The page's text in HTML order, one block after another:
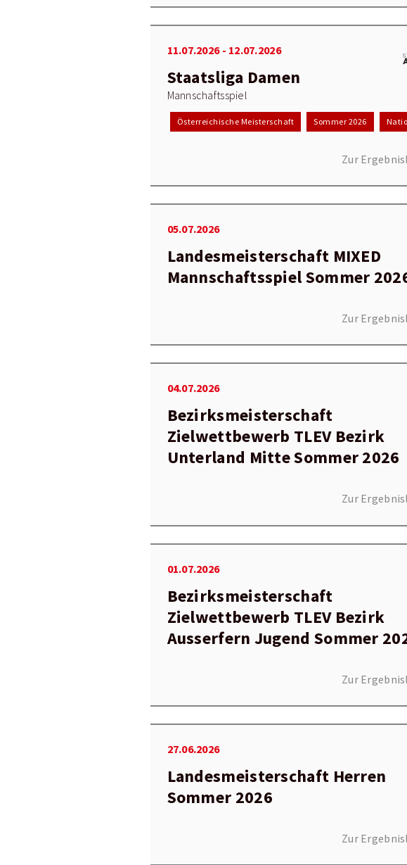
11.07.2026 - 12.07.2026
Staatsliga Damen
Mannschaftsspiel
Österreichische Meisterschaft Sommer 2026
Zur
05.07.2026
Landesmeisterschaft MIXED
Mannschaftsspiel Sommer
Zur
04.07.2026
Bezirksmeisterschaft
Zielwettbewerb TLEV Bezirk
Unterland Mitte Sommer 2026
Zur
01.07.2026
Bezirksmeisterschaft
Zielwettbewerb TLEV Bezirk
Ausserfern Jugend Sommer
Zur
27.06.2026
Landesmeisterschaft Herren
Sommer 2026
Zur